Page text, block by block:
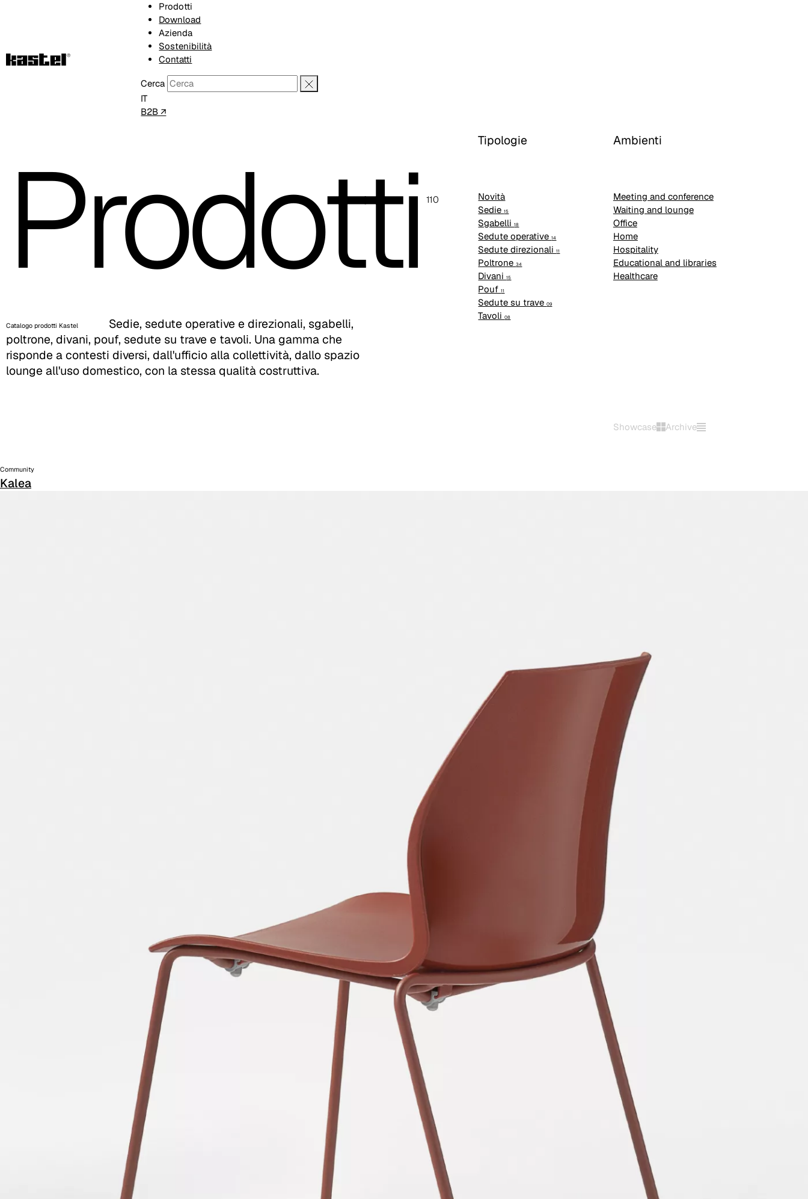
Prodotti
Download
Azienda
Sostenibilità
Contatti
Cerca
IT
B2B ↗
Prodotti 110
Catalogo prodotti Kastel
Sedie, sedute operative e direzionali, sgabelli,
poltrone, divani, pouf, sedute su trave e tavoli. Una gamma che
risponde a contesti diversi, dall'ufficio alla collettività, dallo spazio
lounge all'uso domestico, con la stessa qualità costruttiva.
Tipologie
Novità
Sedie15
Sgabelli18
Sedute operative14
Sedute direzionali11
Poltrone34
Divani15
Pouf11
Sedute su trave09
Tavoli08
Ambienti
Meeting and conference
Waiting and lounge
Office
Home
Hospitality
Educational and libraries
Healthcare
Showcase Archive
Community
Kalea